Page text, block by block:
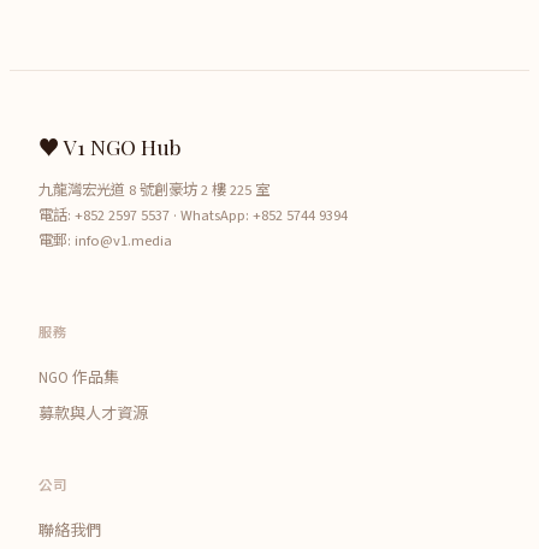
♥ V1 NGO Hub
九龍灣宏光道 8 號創豪坊 2 樓 225 室
電話: +852 2597 5537 · WhatsApp: +852 5744 9394
電郵: info@v1.media
服務
NGO 作品集
募款與人才資源
公司
聯絡我們